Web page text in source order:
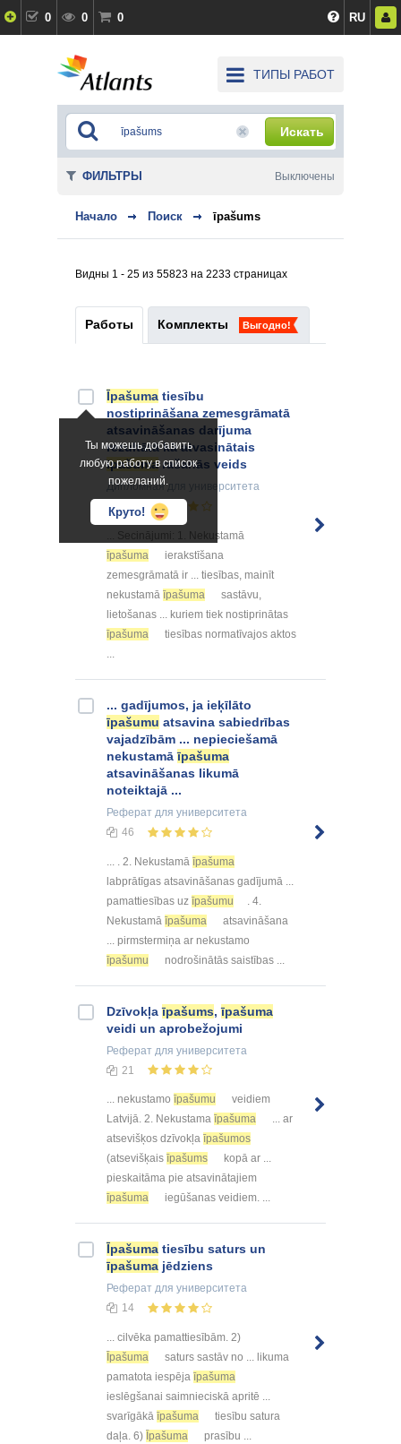
0 0 0 RU
ТИПЫ РАБОТ
Искать
Начало Поиск īpašums
Видны 1 - 25 из 55823 на 2233 страницах
Работы Комплекты Выгодно!
Ты можешь добавить
любую работу в список
пожеланий.
Круто!
Īpašuma tiesību
nostiprināšana zemesgrāmatā
atsavināšanas darījuma
rezultātā kā atvasinātais
īpašumarašanās veids
Дипломнаядля университета
... Secinājumi: 1. Nekustamā
īpašuma
ierakstīšana
zemesgrāmatā ir ... tiesības, mainīt
nekustamā īpašuma
sastāvu,
lietošanas ... kuriem tiek nostiprinātas
īpašuma
tiesības normatīvajos aktos
...
... gadījumos, ja ieķīlāto
īpašumu atsavina sabiedrības
vajadzībām ... nepieciešamā
nekustamāīpašuma
atsavināšanas likumā
noteiktajā ...
Реферат для университета
46
... . 2. Nekustamā īpašuma
labprātīgas atsavināšanas gadījumā ...
pamattiesības uz īpašumu
. 4.
Nekustamā īpašuma
atsavināšana
... pirmstermiņa ar nekustamo
īpašumu
nodrošinātās saistības ...
Dzīvokļaīpašums,īpašuma
veidi un aprobežojumi
Реферат для университета
21
... nekustamo īpašumu
veidiem
Latvijā. 2. Nekustama īpašuma
... ar
atsevišķos dzīvokļa īpašumos
(atsevišķais īpašums
kopā ar ...
pieskaitāma pie atsavinātajiem
īpašuma
iegūšanas veidiem. ...
Īpašuma tiesību saturs un
īpašuma jēdziens
Реферат для университета
14
... cilvēka pamattiesībām. 2)
Īpašuma
saturs sastāv no ... likuma
pamatota iespēja īpašuma
ieslēgšanai saimnieciskā apritē ...
svarīgākā īpašuma
tiesību satura
daļa. 6) Īpašuma prasību ...
ФИЛЬТРЫ Выключены